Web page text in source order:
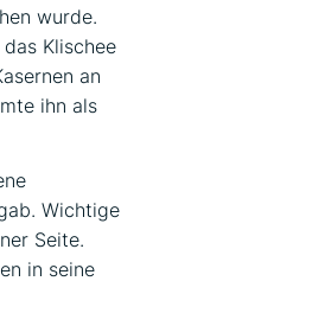
wurde.
Klischee
an
ihn als
Wichtige
Seite.
in seine